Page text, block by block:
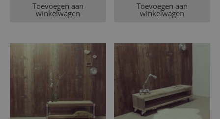
Toevoegen aan
winkelwagen
Toevoegen aan
winkelwagen